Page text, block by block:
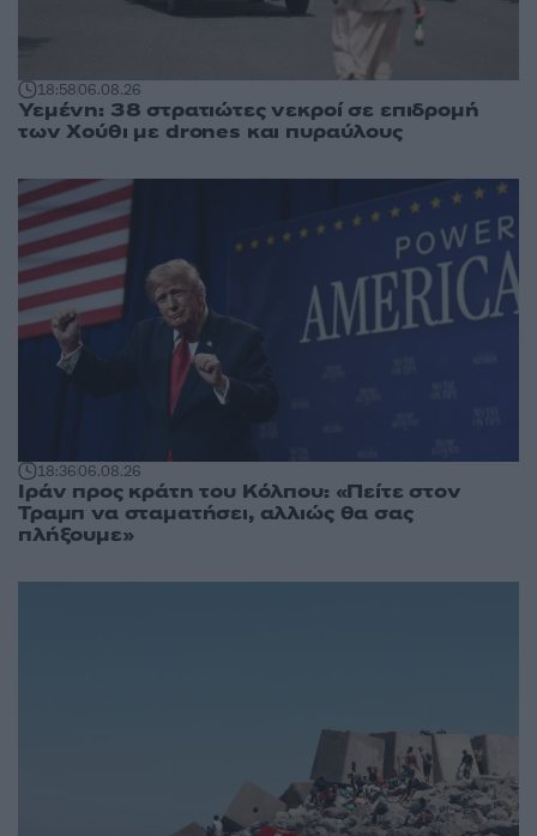
18:5806.08.26
Υεμένη: 38 στρατιώτες νεκροί σε επιδρομή
των Χούθι με drones και πυραύλους
18:3606.08.26
Ιράν προς κράτη του Κόλπου: «Πείτε στον
Τραμπ να σταματήσει, αλλιώς θα σας
πλήξουμε»